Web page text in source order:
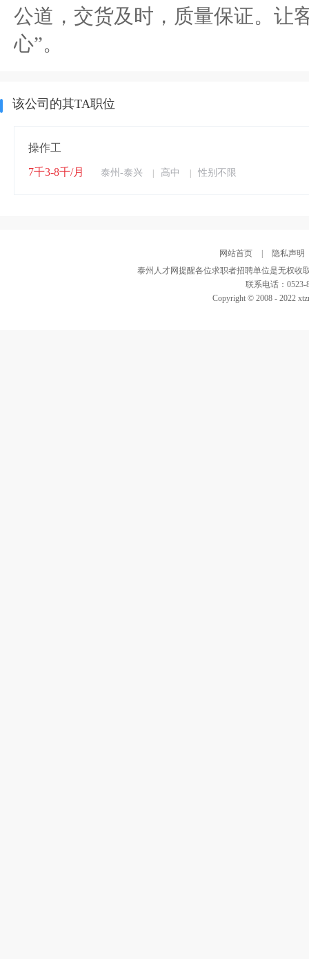
公道，交货及时，质量保证。让
心”。
该公司的其TA职位
操作工
7千3-8千/月 泰州-泰兴 高中 性别不限
网站首页
隐私声明
泰州人才网提醒各位求职者招聘单位是无权收
联系电话：0523-
Copyright © 2008 - 2022